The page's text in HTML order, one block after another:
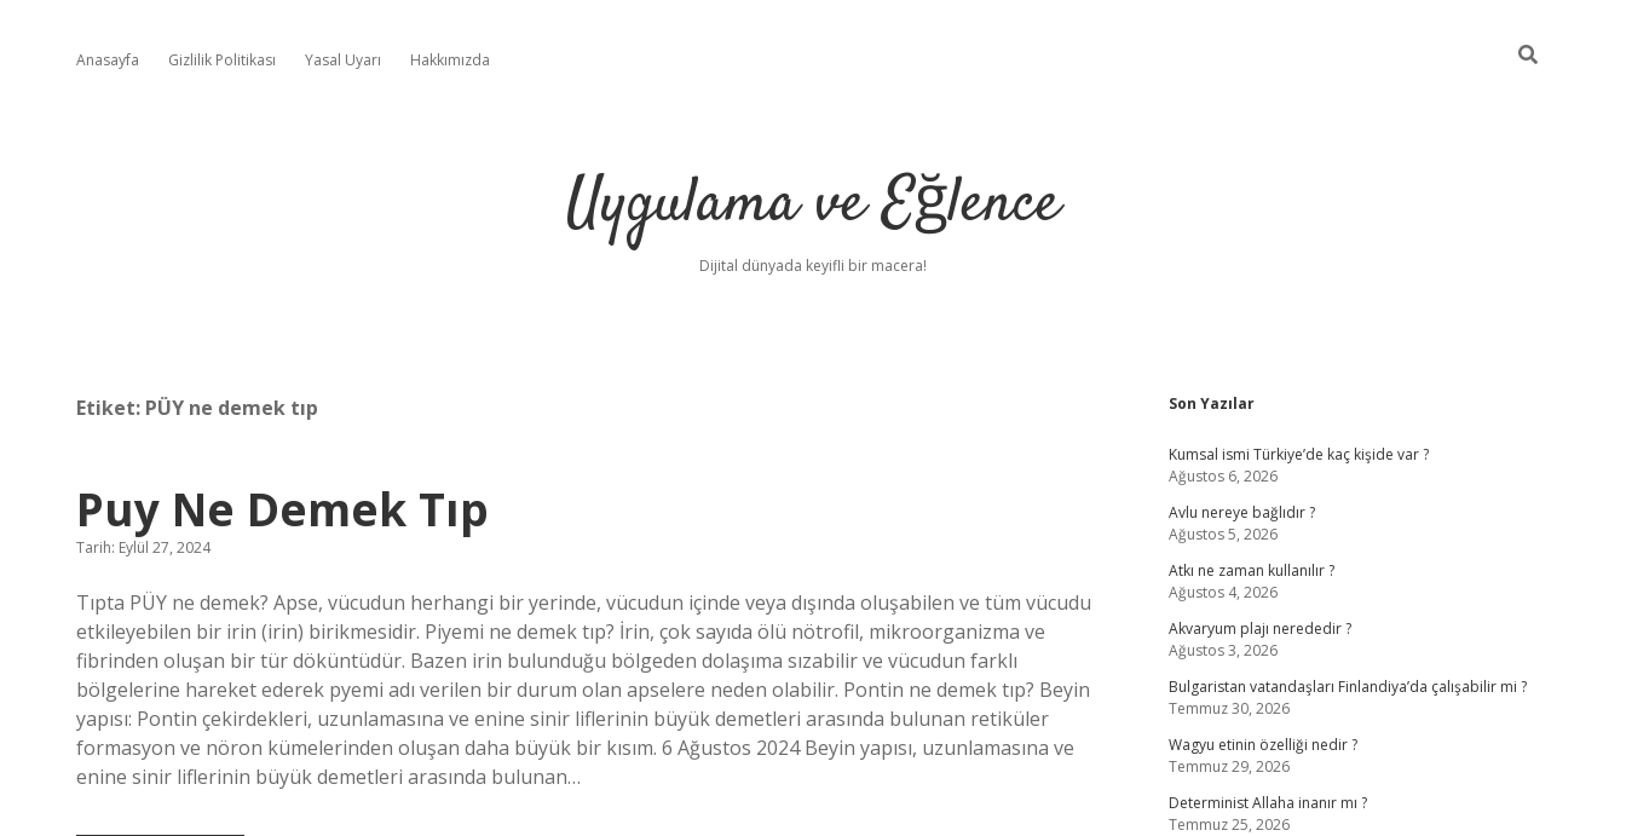
Anasayfa Gizlilik Politikası Yasal Uyarı Hakkımızda
Uygulama ve Eğlence
Dijital dünyada keyifli bir macera!
Etiket: PÜY ne demek tıp
Puy Ne Demek Tıp
Tarih: Eylül 27, 2024
Tıpta PÜY ne demek? Apse, vücudun herhangi bir yerinde, vücudun içinde veya dışında oluşabilen ve tüm vücudu
etkileyebilen bir irin (irin) birikmesidir. Piyemi ne demek tıp? İrin, çok sayıda ölü nötrofil, mikroorganizma ve
fibrinden oluşan bir tür döküntüdür. Bazen irin bulunduğu bölgeden dolaşıma sızabilir ve vücudun farklı
bölgelerine hareket ederek pyemi adı verilen bir durum olan apselere neden olabilir. Pontin ne demek tıp? Beyin
yapısı: Pontin çekirdekleri, uzunlamasına ve enine sinir liflerinin büyük demetleri arasında bulunan retiküler
formasyon ve nöron kümelerinden oluşan daha büyük bir kısım. 6 Ağustos 2024 Beyin yapısı, uzunlamasına ve
enine sinir liflerinin büyük demetleri arasında bulunan…
Sidebar
Son Yazılar
Kumsal ismi Türkiye’de kaç kişide var ?
Ağustos 6, 2026
Avlu nereye bağlıdır ?
Ağustos 5, 2026
Atkı ne zaman kullanılır ?
Ağustos 4, 2026
Akvaryum plajı nerededir ?
Ağustos 3, 2026
Bulgaristan vatandaşları Finlandiya’da çalışabilir mi ?
Temmuz 30, 2026
Wagyu etinin özelliği nedir ?
Temmuz 29, 2026
Determinist Allaha inanır mı ?
Temmuz 25, 2026